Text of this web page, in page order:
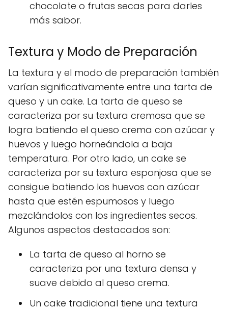
chocolate o frutas secas para darles
más sabor.
Textura y Modo de Preparación
La textura y el modo de preparación también
varían significativamente entre una tarta de
queso y un cake. La tarta de queso se
caracteriza por su textura cremosa que se
logra batiendo el queso crema con azúcar y
huevos y luego horneándola a baja
temperatura. Por otro lado, un cake se
caracteriza por su textura esponjosa que se
consigue batiendo los huevos con azúcar
hasta que estén espumosos y luego
mezclándolos con los ingredientes secos.
Algunos aspectos destacados son:
La tarta de queso al horno se
caracteriza por una textura densa y
suave debido al queso crema.
Un cake tradicional tiene una textura